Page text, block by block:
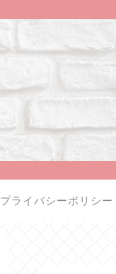
プライバシーポリシー